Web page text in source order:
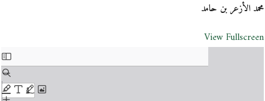
محمد الأزعر بن حامد
View Fullscreen